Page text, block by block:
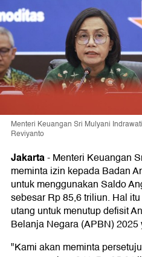
Menteri Keuangan Sri Mulyani
Reviyanto
Jakarta-Menteri Keuangan
meminta izin kepada Badan
untuk menggunakan Saldo
sebesar Rp 85,6 triliun. Hal
utang untuk menutup defisit
Belanja Negara (APBN)
"Kami akan meminta